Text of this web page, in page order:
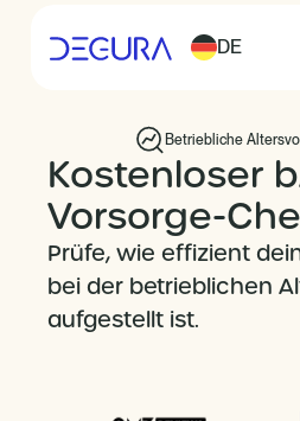
DE
Betriebliche
Kostenloser
Vorsorge-
Prüfe, wie effizient
bei der betrieblichen
aufgestellt ist.